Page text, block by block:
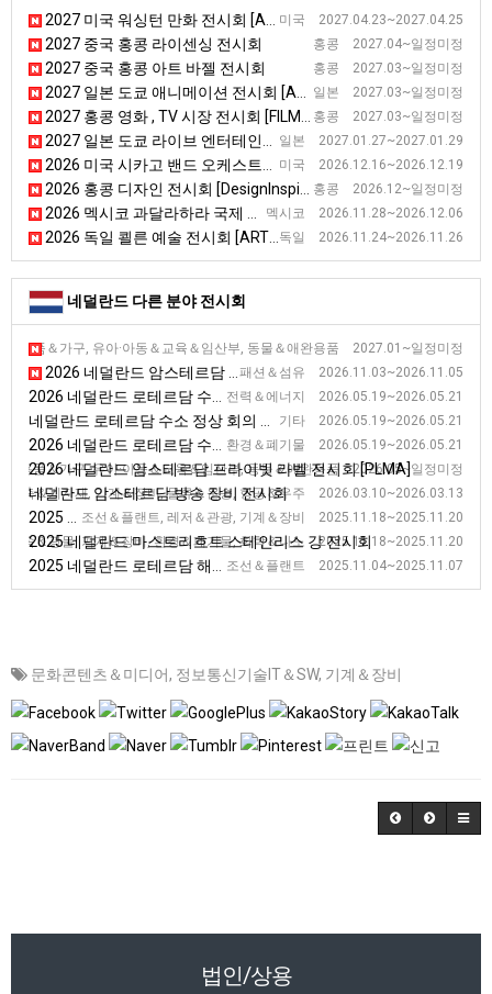
미국 2027.04.23~2027.04.25
2027 미국 워싱턴 만화 전시회 [Awesome Con]
홍콩 2027.04~일정미정
2027 중국 홍콩 라이센싱 전시회
홍콩 2027.03~일정미정
2027 중국 홍콩 아트 바젤 전시회
일본 2027.03~일정미정
2027 일본 도쿄 애니메이션 전시회 [ANIME JAPAN]
홍콩 2027.03~일정미정
2027 홍콩 영화 , TV 시장 전시회 [FILMART]
일본 2027.01.27~2027.01.29
2027 일본 도쿄 라이브 엔터테인먼트 전시회 [LIVeNT]
미국 2026.12.16~2026.12.19
2026 미국 시카고 밴드 오케스트라 전시회
홍콩 2026.12~일정미정
2026 홍콩 디자인 전시회 [DesignInspire]
멕시코 2026.11.28~2026.12.06
2026 멕시코 과달라하라 국제 도서 전시회 [FIL Guadalajara]
독일 2026.11.24~2026.11.26
2026 독일 쾰른 예술 전시회 [ART COLOGNE]
네덜란드 다른 분야 전시회
활용품＆가구, 유아·아동＆교육＆임산부, 동물＆애완용품 2027.01~일정미정
2027 네덜란드 암스테르담 프라이빗 라벨 전시회
패션＆섬유 2026.11.03~2026.11.05
2026 네덜란드 암스테르담 섬유패션 국제스포츠용품 전시회
전력＆에너지 2026.05.19~2026.05.21
2026 네덜란드 로테르담 수소 정상 회의 및 전시회 [WHS]
기타 2026.05.19~2026.05.21
네덜란드 로테르담 수소 정상 회의 및 전시회
환경＆폐기물 2026.05.19~2026.05.21
2026 네덜란드 로테르담 수소 정상 회의 및 전시회
활용품＆가구, 유아·아동＆교육＆임산부, 동물＆애완용품 2026.05~일정미정
2026 네덜란드 암스테르담 프라이빗 라벨 전시회 [PLMA]
건축＆기자재, 기계＆장비, 물류＆운송, 항공＆우주 2026.03.10~2026.03.13
네덜란드 암스테르담 방송 장비 전시회
조선＆플랜트, 레저＆관광, 기계＆장비 2025.11.18~2025.11.20
2025 네덜란드 암스테르담 해양 장비 전시회 [METS]
금속＆광물, 기계＆장비, 환경＆폐기물, 화학＆나노 2025.11.18~2025.11.20
2025 네덜란드 마스트리흐트 스테인리스 강 전시회
조선＆플랜트 2025.11.04~2025.11.07
2025 네덜란드 로테르담 해운 전시회
문화콘텐츠＆미디어, 정보통신기술IT＆SW, 기계＆장비
법인/상용